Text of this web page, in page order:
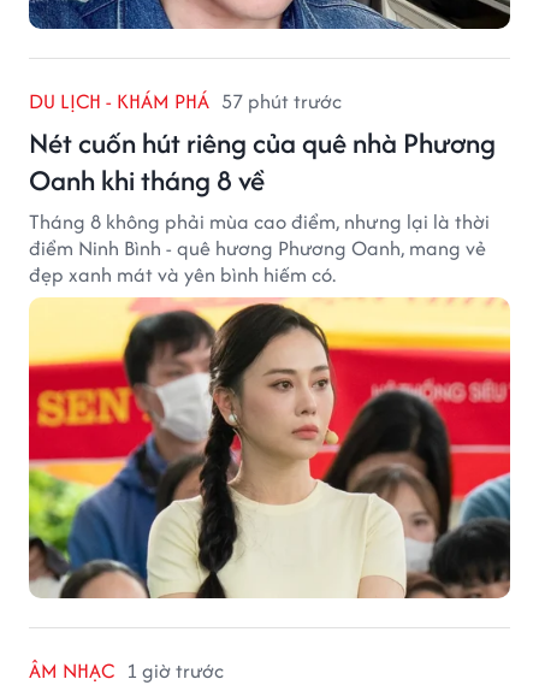
DU LỊCH - KHÁM PHÁ 57 phút trước
Nét cuốn hút riêng của quê nhà Phương
Oanh khi tháng 8 về
Tháng 8 không phải mùa cao điểm, nhưng lại là thời
điểm Ninh Bình - quê hương Phương Oanh, mang vẻ
đẹp xanh mát và yên bình hiếm có.
ÂM NHẠC 1 giờ trước